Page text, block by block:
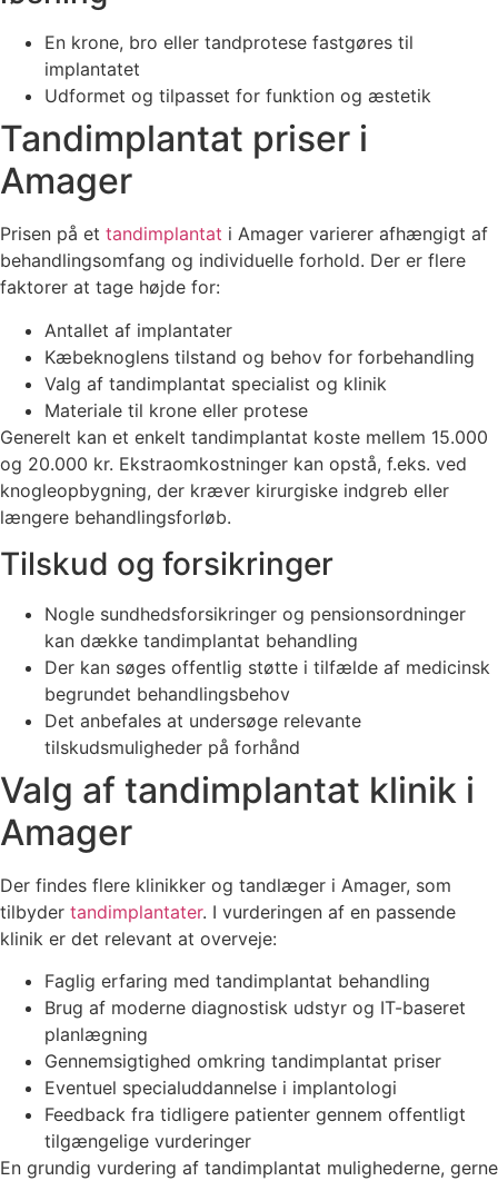
En krone, bro eller tandprotese fastgøres til
implantatet
Udformet og tilpasset for funktion og æstetik
Tandimplantat priser i
Amager
Prisen på et tandimplantat i Amager varierer afhængigt af
behandlingsomfang og individuelle forhold. Der er flere
faktorer at tage højde for:
Antallet af implantater
Kæbeknoglens tilstand og behov for forbehandling
Valg af tandimplantat specialist og klinik
Materiale til krone eller protese
Generelt kan et enkelt tandimplantat koste mellem 15.000
og 20.000 kr. Ekstraomkostninger kan opstå, f.eks. ved
knogleopbygning, der kræver kirurgiske indgreb eller
længere behandlingsforløb.
Tilskud og forsikringer
Nogle sundhedsforsikringer og pensionsordninger
kan dække tandimplantat behandling
Der kan søges offentlig støtte i tilfælde af medicinsk
begrundet behandlingsbehov
Det anbefales at undersøge relevante
tilskudsmuligheder på forhånd
Valg af tandimplantat klinik i
Amager
Der findes flere klinikker og tandlæger i Amager, som
tilbyder tandimplantater. I vurderingen af en passende
klinik er det relevant at overveje:
Faglig erfaring med tandimplantat behandling
Brug af moderne diagnostisk udstyr og IT-baseret
planlægning
Gennemsigtighed omkring tandimplantat priser
Eventuel specialuddannelse i implantologi
Feedback fra tidligere patienter gennem offentligt
tilgængelige vurderinger
En grundig vurdering af tandimplantat mulighederne, gerne